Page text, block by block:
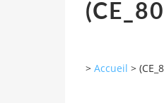
> Accueil >